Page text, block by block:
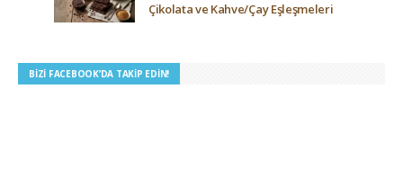
Çikolata ve Kahve/Çay Eşleşmeleri
BIZI FACEBOOK’DA TAKIP EDIN!